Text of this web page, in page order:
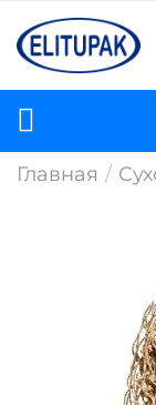
Главная /